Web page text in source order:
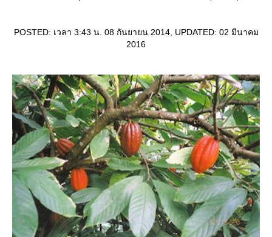
POSTED: เวลา 3:43 น. 08 กันยายน 2014, UPDATED: 02 มีนาคม
2016